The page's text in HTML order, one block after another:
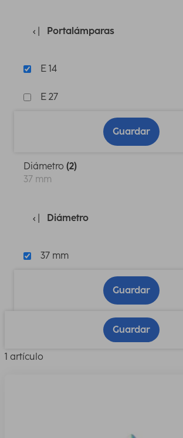
Portalámparas
E 14
E 27
Guardar
Diámetro (2)
37 mm
Diámetro
37 mm
Guardar
Guardar
1 artículo